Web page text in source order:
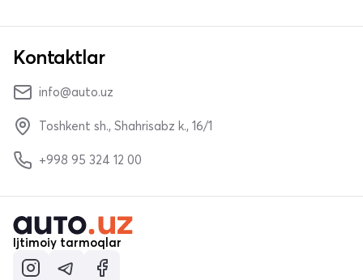
Kontaktlar
info@auto.uz
Toshkent sh., Shahrisabz k., 16/1
+998 95 324 12 00
Ijtimoiy tarmoqlar